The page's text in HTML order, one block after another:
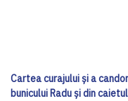
Cartea curajului și a
bunicului Radu și din